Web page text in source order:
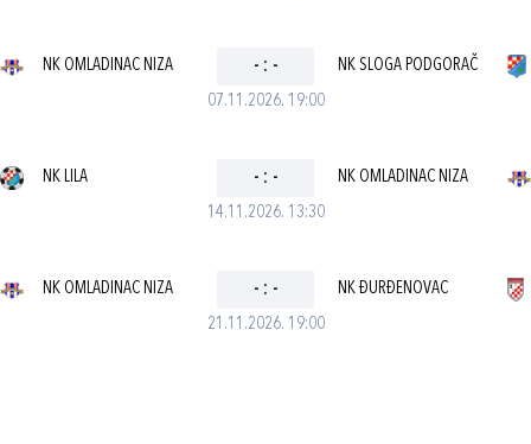
07.11.2026. 19:00
NK OMLADINAC NIZA - : - NK SLOGA PODGORAČ
14.11.2026. 13:30
NK LILA - : - NK OMLADINAC NIZA
21.11.2026. 19:00
NK OMLADINAC NIZA - : - NK ĐURĐENOVAC